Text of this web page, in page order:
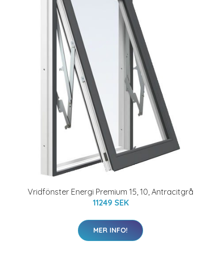
Vridfönster Energi Premium 15, 10, Antracitgrå
11249 SEK
MER INFO!